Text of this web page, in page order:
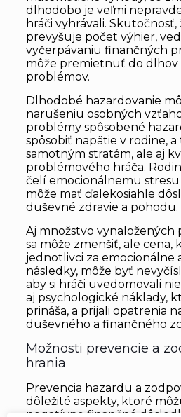
dlhodobo je veľmi
hráči vyhrávali.
prevyšuje počet výhier,
vyčerpávaniu finančných
môže premietnuť do dlhov
problémov.
Dlhodobé hazardovanie
narušeniu osobných
problémy spôsobené
spôsobiť napätie v rodine,
samotným stratám, ale aj
problémového hráča.
čelí emocionálnemu stresu
môže mať ďalekosiahle
duševné zdravie a pohodu.
Aj množstvo vynaložených
sa môže zmenšiť, ale cena,
jednotlivci za emocionálne
následky, môže byť
aby si hráči uvedomovali
aj psychologické náklady,
prináša, a prijali opatrenia
duševného a finančného
Možnosti prevencie a
hrania
Prevencia hazardu a
dôležité aspekty, ktoré